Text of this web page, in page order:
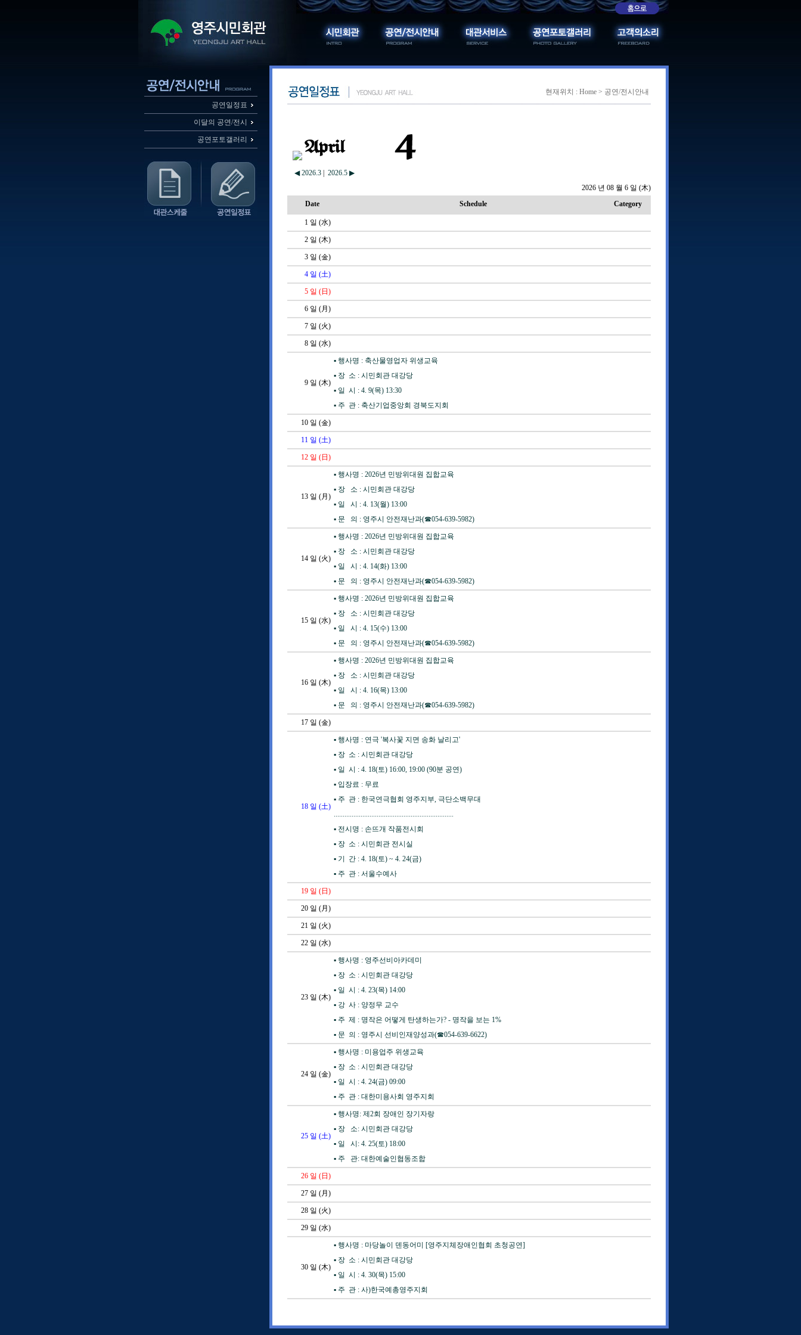
공연일정표
이달의 공연/전시
공연포토갤러리
현재위치 : Home > 공연/전시안내
◀ 2026.3
2026.5 ▶
2026 년 08 월 6 일 (木)
Date
Schedule Category
1 일 (水)
2 일 (木)
3 일 (金)
4 일 (土)
5 일 (日)
6 일 (月)
7 일 (火)
8 일 (水)
9 일 (木)
▪️ 행사명 : 축산물영업자 위생교육
▪️ 장 소 : 시민회관 대강당
▪️ 일 시 : 4. 9(목) 13:30
▪️ 주 관 : 축산기업중앙회 경북도지회
10 일 (金)
11 일 (土)
12 일 (日)
13 일 (月)
▪️ 행사명 : 2026년 민방위대원 집합교육
▪️ 장 소 : 시민회관 대강당
▪️ 일 시 : 4. 13(월) 13:00
▪️ 문 의 : 영주시 안전재난과(☎054-639-5982)
14 일 (火)
▪️ 행사명 : 2026년 민방위대원 집합교육
▪️ 장 소 : 시민회관 대강당
▪️ 일 시 : 4. 14(화) 13:00
▪️ 문 의 : 영주시 안전재난과(☎054-639-5982)
15 일 (水)
▪️ 행사명 : 2026년 민방위대원 집합교육
▪️ 장 소 : 시민회관 대강당
▪️ 일 시 : 4. 15(수) 13:00
▪️ 문 의 : 영주시 안전재난과(☎054-639-5982)
16 일 (木)
▪️ 행사명 : 2026년 민방위대원 집합교육
▪️ 장 소 : 시민회관 대강당
▪️ 일 시 : 4. 16(목) 13:00
▪️ 문 의 : 영주시 안전재난과(☎054-639-5982)
17 일 (金)
18 일 (土)
▪️ 행사명 : 연극 '복사꽃 지면 송화 날리고'
▪️ 장 소 : 시민회관 대강당
▪️ 일 시 : 4. 18(토) 16:00, 19:00 (90분 공연)
▪️ 입장료 : 무료
▪️ 주 관 : 한국연극협회 영주지부, 극단소백무대
...................................................................
▪️ 전시명 : 손뜨개 작품전시회
▪️ 장 소 : 시민회관 전시실
▪️ 기 간 : 4. 18(토) ~ 4. 24(금)
▪️ 주 관 : 서울수예사
19 일 (日)
20 일 (月)
21 일 (火)
22 일 (水)
23 일 (木)
▪️ 행사명 : 영주선비아카데미
▪️ 장 소 : 시민회관 대강당
▪️ 일 시 : 4. 23(목) 14:00
▪️ 강 사 : 양정무 교수
▪️ 주 제 : 명작은 어떻게 탄생하는가? - 명작을 보는 1%
▪️ 문 의 : 영주시 선비인재양성과(☎054-639-6622)
24 일 (金)
▪️ 행사명 : 미용업주 위생교육
▪️ 장 소 : 시민회관 대강당
▪️ 일 시 : 4. 24(금) 09:00
▪️ 주 관 : 대한미용사회 영주지회
25 일 (土)
▪️ 행사명: 제2회 장애인 장기자랑
▪️ 장 소: 시민회관 대강당
▪️ 일 시: 4. 25(토) 18:00
▪️ 주 관: 대한예술인협동조합
26 일 (日)
27 일 (月)
28 일 (火)
29 일 (水)
30 일 (木)
▪️ 행사명 : 마당놀이 덴동어미 [영주지체장애인협회 초청공연]
▪️ 장 소 : 시민회관 대강당
▪️ 일 시 : 4. 30(목) 15:00
▪️ 주 관 : 사)한국예총영주지회